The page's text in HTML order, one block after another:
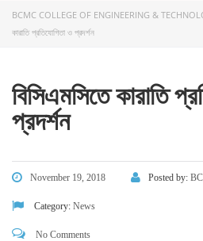
BCMC COLLEGE OF ENGINEERING &
কারাতি প্রতিযোগিতা ও প্রদর্শন
বিসিএমসিতে কারাতি
প্রদর্শন
November 19, 2018 Posted by:
Category: News
No Comments